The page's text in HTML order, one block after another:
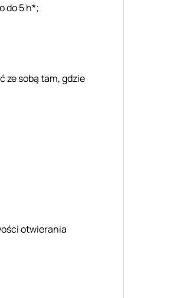
do 5 h*;
ze sobą tam, gdzie
otwierania